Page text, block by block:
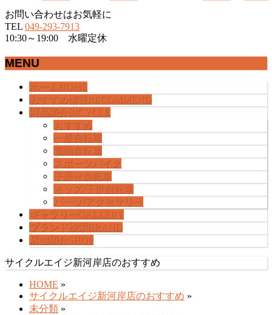
お問い合わせはお気軽に
TEL 049-293-7913
10:30～19:00 水曜定休
MENU
ホーム HOME
おすすめ情報RECOMMEND
商品紹介BICYCLE
おすすめ
一般自転車
電動自転車
スポーツバイク
子乗せ自転車
キッズ/子供自転車
パーツ/アクセサリー
ギャラリーGALLERY
ブランド検索BRAND
店舗紹介SHOP
サイクルエイジ新河岸店のおすすめ
HOME »
サイクルエイジ新河岸店のおすすめ »
未分類 »